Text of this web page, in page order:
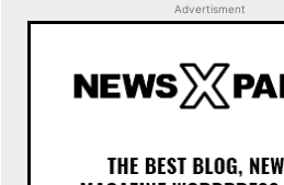
Advertisment